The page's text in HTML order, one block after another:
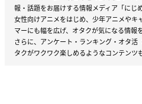
報・話題をお届けする情報メディア「にじ
女性向けアニメをはじめ、少年アニメやキ
マーにも幅を広げ、オタクが気になる情報
さらに、アンケート・ランキング・オタ活
タクがワクワク楽しめるようなコンテンツ